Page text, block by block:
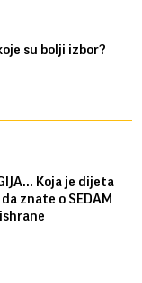
su bolji izbor?
Koja je dijeta
znate o SEDAM